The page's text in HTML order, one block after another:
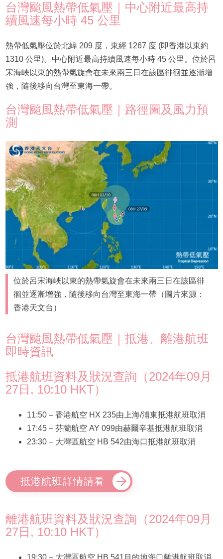
台灣颱風熱帶低氣壓｜中心附近最高持
續風速每小時 45 公里
熱帶低氣壓位於北緯 209 度，東經 1267 度 (即香港以東約
1310 公里)。中心附近最高持續風速每小時 45 公里。位於呂
宋海峽以東的熱帶氣旋會在未來兩三日在該區徘徊並逐漸增
強，隨後移向台灣至東海一帶。
台灣颱風熱帶低氣壓｜路徑圖及風力預
測
位於呂宋海峽以東的熱帶氣旋會在未來兩三日在該區徘
徊並逐漸增強，隨後移向台灣至東海一帶（圖片來源：
香港天文台）
台灣颱風熱帶低氣壓｜抵港、離港航班
即時資訊
抵港航班資料及狀況查詢（2024年09月
27日, 10:10 HKT）
11:50 – 香港航空 HX 235由上海/浦東抵港航班取消
17:45 – 芬蘭航空 AY 099由赫爾辛基抵港航班取消
23:30 – 大灣區航空 HB 542由海口抵港航班取消
抵港航班詳情請看
離港航班資料及狀況查詢（2024年09月
27日, 10:10 HKT）